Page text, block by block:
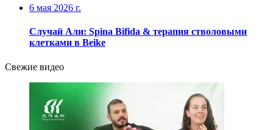
6 мая 2026 г.
Случай Али: Spina Bifida & терапия стволовыми
клетками в Beike
Свежие видео